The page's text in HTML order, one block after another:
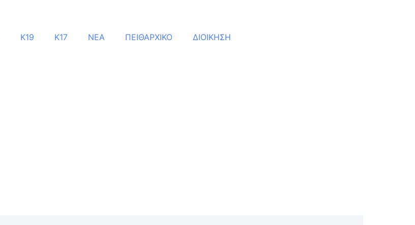
Κ19 Κ17 ΝΕΑ ΠΕΙΘΑΡΧΙΚΟ ΔΙΟΙΚΗΣΗ